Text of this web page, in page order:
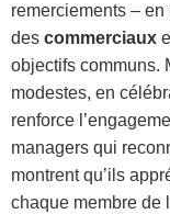
remerciements –
des commerciaux
objectifs communs.
modestes, en
renforce
managers qui
montrent qu’ils
chaque membre de